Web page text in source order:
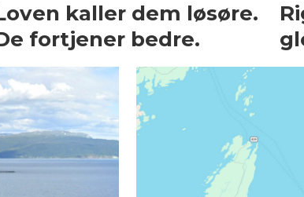
kaller dem løsøre.
fortjener bedre.